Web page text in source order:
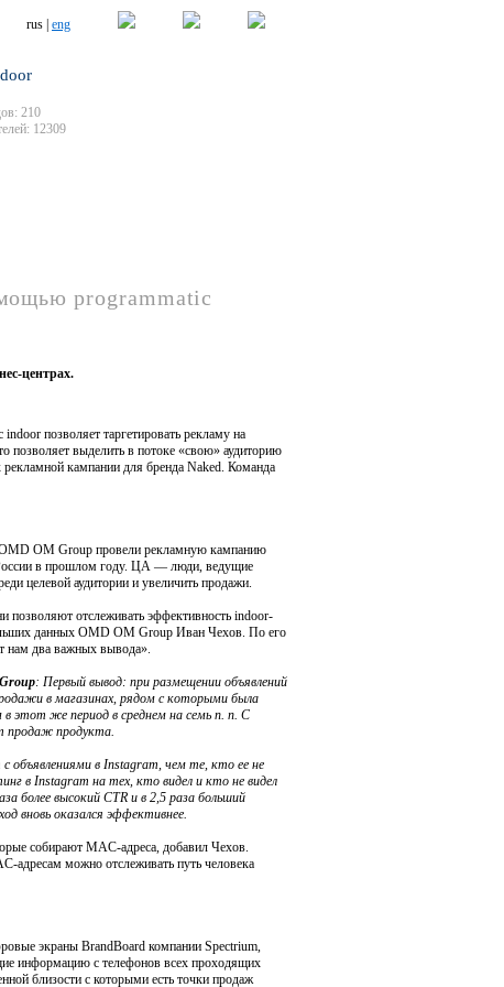
rus | eng
210
12309
programmatic
центрах.
позволяет таргетировать рекламу на
позволяет выделить в потоке «свою» аудиторию
рекламной кампании для бренда Naked. Команда
OM Group провели рекламную кампанию
в прошлом году. ЦА — люди, ведущие
целевой аудитории и увеличить продажи.
отслеживать эффективность indoor-
данных OMD OM Group Иван Чехов. По его
нам два важных вывода».
: Первый вывод: при размещении объявлений
в магазинах, рядом с которыми была
этот же период в среднем на семь п. п. С
продаж продукта.
объявлениями в Instagram, чем те, кто ее не
в Instagram на тех, кто видел и кто не видел
более высокий CTR и в 2,5 раза больший
вновь оказался эффективнее.
собирают MAC-адреса, добавил Чехов.
адресам можно отслеживать путь человека
экраны BrandBoard компании Spectrium,
информацию с телефонов всех проходящих
близости с которыми есть точки продаж